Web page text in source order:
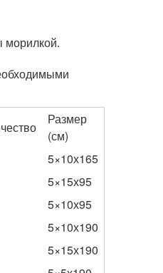
морилкой.
Размер
(см)
5×10х165
5×15х95
5×10х95
5×10х190
5×15х190